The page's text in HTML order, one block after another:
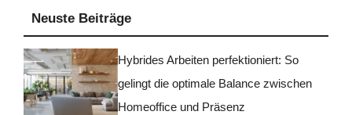
Neuste Beiträge
Hybrides Arbeiten perfektioniert: So
gelingt die optimale Balance zwischen
Homeoffice und Präsenz